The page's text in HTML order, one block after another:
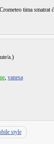
tima smatrat
a.)
, vanesa
style